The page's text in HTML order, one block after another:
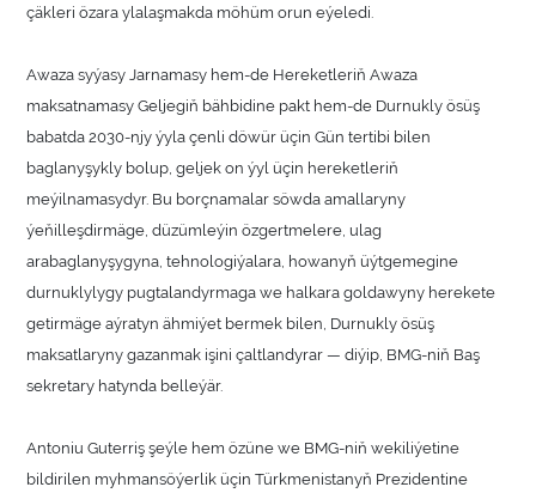
çäkleri özara ylalaşmakda möhüm orun eýeledi.
Awaza syýasy Jarnamasy hem-de Hereketleriň Awaza
maksatnamasy Geljegiň bähbidine pakt hem-de Durnukly ösüş
babatda 2030-njy ýyla çenli döwür üçin Gün tertibi bilen
baglanyşykly bolup, geljek on ýyl üçin hereketleriň
meýilnamasydyr. Bu borçnamalar söwda amallaryny
ýeňilleşdirmäge, düzümleýin özgertmelere, ulag
arabaglanyşygyna, tehnologiýalara, howanyň üýtgemegine
durnuklylygy pugtalandyrmaga we halkara goldawyny herekete
getirmäge aýratyn ähmiýet bermek bilen, Durnukly ösüş
maksatlaryny gazanmak işini çaltlandyrar — diýip, BMG-niň Baş
sekretary hatynda belleýär.
Antoniu Guterriş şeýle hem özüne we BMG-niň wekiliýetine
bildirilen myhmansöýerlik üçin Türkmenistanyň Prezidentine